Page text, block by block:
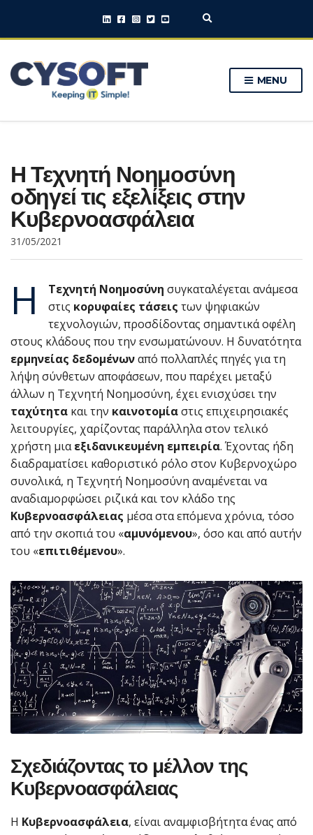
E
p
a
f
o
r
m
MENU
Η Τεχνητή Νοημοσύνη
οδηγεί τις εξελίξεις στην
Κυβερνοασφάλεια
31/05/2021
Η Τεχνητή Νοημοσύνη συγκαταλέγεται ανάμεσα
στις κορυφαίες τάσειςτων ψηφιακών
τεχνολογιών, προσδίδοντας σημαντικά οφέλη
στους κλάδους που την ενσωματώνουν. Η δυνατότητα
ερμηνείας δεδομένωναπό πολλαπλές πηγές για τη
λήψη σύνθετων αποφάσεων, που παρέχει μεταξύ
άλλων η Τεχνητή Νοημοσύνη, έχει ενισχύσει την
ταχύτητα και την καινοτομίαστις επιχειρησιακές
λειτουργίες, χαρίζοντας παράλληλα στον τελικό
χρήστη μιαεξιδανικευμένη εμπειρία. Έχοντας ήδη
διαδραματίσει καθοριστικό ρόλο στον Κυβερνοχώρο
συνολικά, η Τεχνητή Νοημοσύνη αναμένεται να
αναδιαμορφώσει ριζικά και τον κλάδο της
Κυβερνοασφάλειας μέσα στα επόμενα χρόνια, τόσο
από την σκοπιά του «αμυνόμενου», όσο και από αυτήν
του «επιτιθέμενου».
Σχεδιάζοντας το μέλλον της
Κυβερνοασφάλειας
Η Κυβερνοασφάλεια, είναι αναμφισβήτητα ένας από